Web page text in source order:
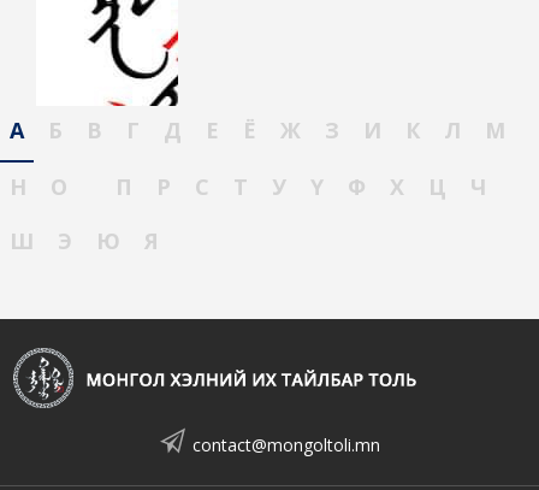
А Б В Г Д Е Ё Ж З И К Л
М
Н
О П Р С Т У Ү Ф Х Ц
Ч
Ш
Э Ю Я
contact@mongoltoli.mn